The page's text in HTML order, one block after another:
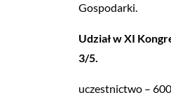
Gospodarki.
Udział w XI
3/5.
uczestnictwo –